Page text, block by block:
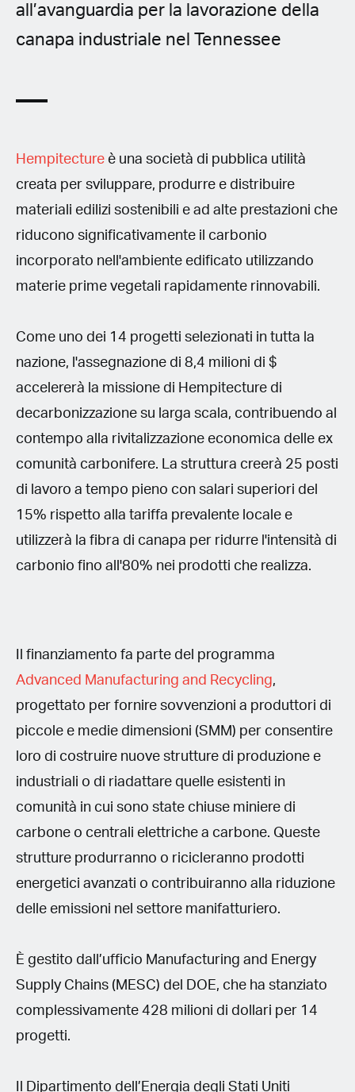
all’avanguardia per la lavorazione della
canapa industriale nel Tennessee
Hempitecture è una società di pubblica utilità
creata per sviluppare, produrre e distribuire
materiali edilizi sostenibili e ad alte prestazioni che
riducono significativamente il carbonio
incorporato nell'ambiente edificato utilizzando
materie prime vegetali rapidamente rinnovabili.
Come uno dei 14 progetti selezionati in tutta la
nazione, l'assegnazione di 8,4 milioni di $
accelererà la missione di Hempitecture di
decarbonizzazione su larga scala, contribuendo al
contempo alla rivitalizzazione economica delle ex
comunità carbonifere. La struttura creerà 25 posti
di lavoro a tempo pieno con salari superiori del
15% rispetto alla tariffa prevalente locale e
utilizzerà la fibra di canapa per ridurre l'intensità di
carbonio fino all'80% nei prodotti che realizza.
Il finanziamento fa parte del programma
Advanced Manufacturing and Recycling,
progettato per fornire sovvenzioni a produttori di
piccole e medie dimensioni (SMM) per consentire
loro di costruire nuove strutture di produzione e
industriali o di riadattare quelle esistenti in
comunità in cui sono state chiuse miniere di
carbone o centrali elettriche a carbone. Queste
strutture produrranno o ricicleranno prodotti
energetici avanzati o contribuiranno alla riduzione
delle emissioni nel settore manifatturiero.
È gestito dall’ufficio Manufacturing and Energy
Supply Chains (MESC) del DOE, che ha stanziato
complessivamente 428 milioni di dollari per 14
progetti.
Il Dipartimento dell’Energia degli Stati Uniti